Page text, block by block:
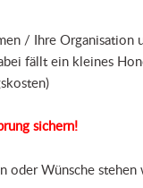
/ Ihre Organisation
fällt ein kleines
sichern!
oder Wünsche